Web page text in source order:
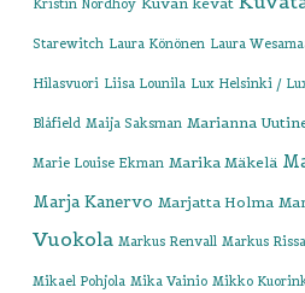
Kristin Nordhoy
Starewitch Laura Könönen Laura
Hilasvuori Liisa Lounila Lux Helsinki /
Blåfield Maija Saksman Marianna
Marie Louise Ekman Marika Mäkelä
Marja Kanervo Marjatta Holma
Vuokola Markus Renvall Markus
Mikael Pohjola Mika Vainio Mikko